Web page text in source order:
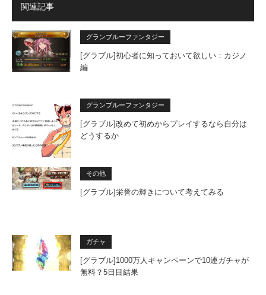
関連記事
グランブルーファンタジー
[グラブル]初心者に知っておいて欲しい：カジノ
編
グランブルーファンタジー
[グラブル]改めて初めからプレイするなら自分は
どうするか
その他
[グラブル]栄誉の輝きについて考えてみる
ガチャ
[グラブル]1000万人キャンペーンで10連ガチャが
無料？5日目結果